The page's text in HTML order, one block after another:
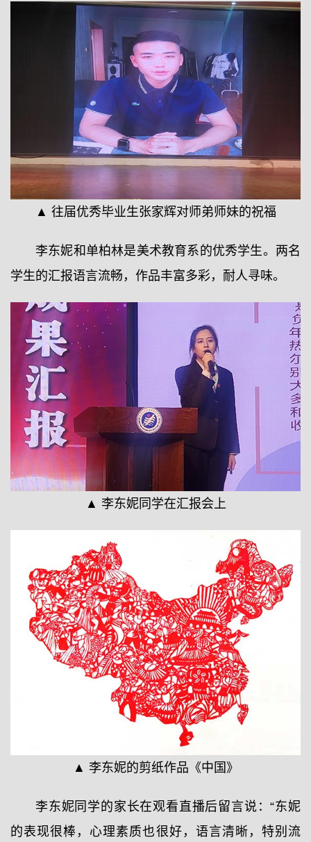
▲ 往届优秀毕业生张家辉对师弟师妹的祝福
李东妮和单柏林是美术教育系的优秀学生。两名
学生的汇报语言流畅，作品丰富多彩，耐人寻味。
▲ 李东妮同学在汇报会上
▲ 李东妮的剪纸作品《中国》
李东妮同学的家长在观看直播后留言说：“东妮
的表现很棒，心理素质也很好，语言清晰，特别流